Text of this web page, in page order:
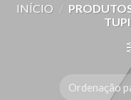
INÍCIO /